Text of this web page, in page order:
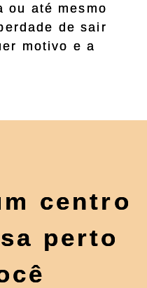
ou até mesmo
de sair
motivo e a
centro
perto